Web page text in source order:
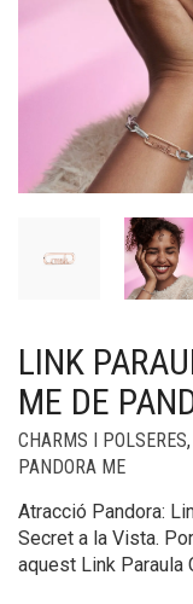
LINK
ME DE
CHARMS I POLSERES,
PANDORA ME
Atracció Pandora:
Secret a la Vista.
aquest Link Paraula